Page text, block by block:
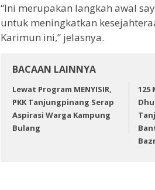
“Ini merupakan langkah awal
untuk meningkatkan
Karimun ini,” jelasnya.
BACAAN LAINNYA
Lewat Program MENYISIR,
PKK Tanjungpinang Serap
Aspirasi Warga Kampung
Bulang
125